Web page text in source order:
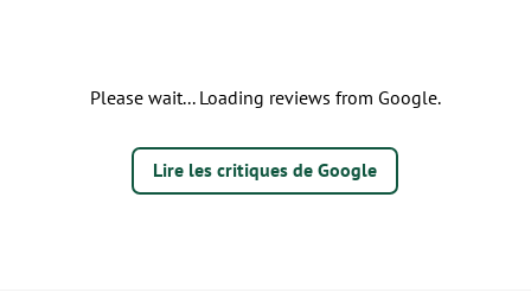
Please wait... Loading reviews from Google.
Lire les critiques de Google